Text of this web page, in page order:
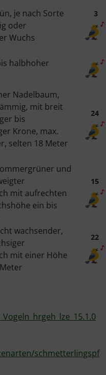
je nach Sorte
oder
Wuchs
3
halbhoher
Nadelbaum,
mit breit
bis
Krone, max.
selten 18 Meter
24
und
mit aufrechten
ein bis
15
wachsender,
mit einer Höhe
22
schmetterlingspf